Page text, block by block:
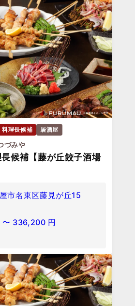
料理長候補 居酒屋
づみや
候補【藤が丘餃子酒場
市名東区藤見が丘15
〜 336,200 円